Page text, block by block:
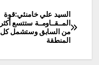
تصفّح
المقالات
السيد علي خامنئي:قوة
المــقــاومــة ستتسع أكثر
من السابق وستشمل كل
المنطقة